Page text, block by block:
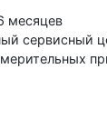
месяцев
сервисный